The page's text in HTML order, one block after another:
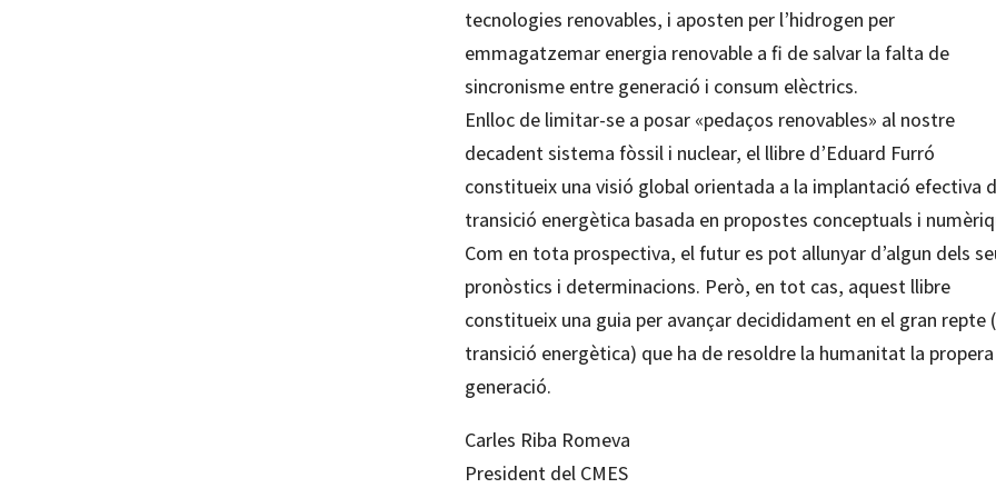
tecnologies renovables, i aposten per l’hidrogen per
emmagatzemar energia renovable a fi de salvar la falta de
sincronisme entre generació i consum elèctrics.
Enlloc de limitar-se a posar «pedaços renovables» al nostre
decadent sistema fòssil i nuclear, el llibre d’Eduard Furró
constitueix una visió global orientada a la implantació efectiva
transició energètica basada en propostes conceptuals i
Com en tota prospectiva, el futur es pot allunyar d’algun dels
pronòstics i determinacions. Però, en tot cas, aquest llibre
constitueix una guia per avançar decididament en el gran repte
transició energètica) que ha de resoldre la humanitat la propera
generació.
Carles Riba Romeva
President del CMES